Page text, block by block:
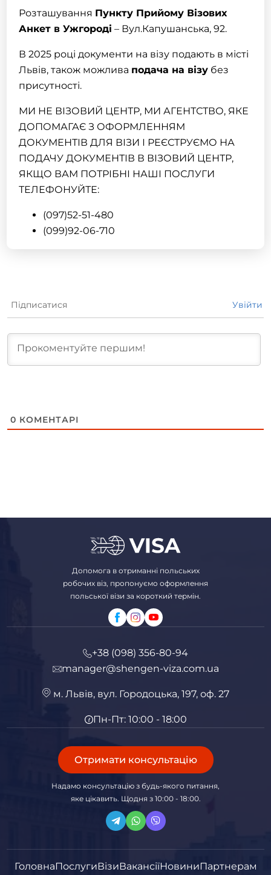
Розташування Пункту Прийому Візових
Анкет вУжгороді – Вул.Капушанська, 92.
В 2025 році документи на візу подають в місті
Львів, також можлива подача на візу без
присутності.
МИ НЕ ВІЗОВИЙ ЦЕНТР, МИ АГЕНТСТВО, ЯКЕ
ДОПОМАГАЄ З ОФОРМЛЕННЯМ
ДОКУМЕНТІВ ДЛЯ ВІЗИ І РЕЄСТРУЄМО НА
ПОДАЧУ ДОКУМЕНТІВ В ВІЗОВИЙ ЦЕНТР,
ЯКЩО ВАМ ПОТРІБНІ НАШІ ПОСЛУГИ
ТЕЛЕФОНУЙТЕ:
(097)52-51-480
(099)92-06-710
Підписатися Увійти
0 КОМЕНТАРІ
Допомога в отриманні польських
робочих віз, пропонуємо оформлення
польської візи за короткий термін.
+38 (098) 356-80-94
manager@shengen-viza.com.ua
м. Львів, вул. Городоцька, 197, оф. 27
Пн-Пт: 10:00 - 18:00
Отримати консультацію
Надамо консультацію з будь-якого питання,
яке цікавить. Щодня з 10:00 - 18:00.
ГоловнаПослугиВізиВакансіїНовиниПартнерам